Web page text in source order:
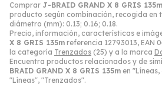
Comprar J-BRAID GRAND X 8 GRIS 135m
producto según combinación, recogida en
diámetro (mm): 0.13; 0.16; 0.18.
Precio, información, características e
X 8 GRIS 135m referencia 12793013, EAN
la categoría Trenzados (25) y a la marca
Encuentra productos relacionados y de
BRAID GRAND X 8 GRIS 135m en
"Líneas", "Trenzados".